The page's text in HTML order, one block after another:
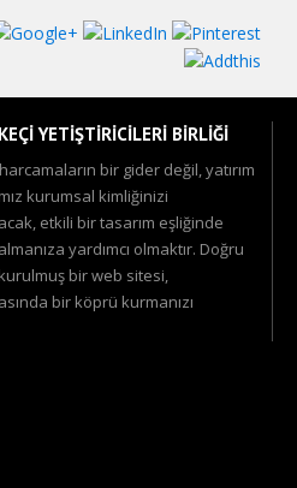
YETİŞTİRİCİLERİ BİRLİĞİ
bir gider değil, yatırım
kurumsal kimliğinizi
etkili bir tasarım eşliğinde
yardımcı olmaktır. Doğru
bir web sitesi,
bir köprü kurmanızı